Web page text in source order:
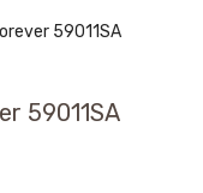
59011SA
59011SA